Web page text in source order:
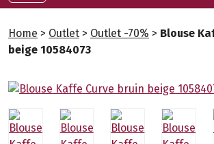
Home > Outlet > Outlet -70% > Blouse
beige 10584073